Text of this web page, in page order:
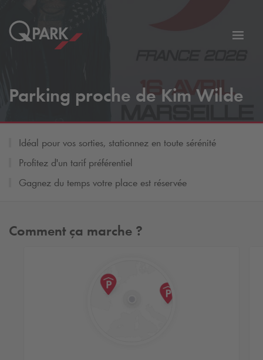
Parking proche de Kim Wilde
Idéal pour vos sorties, stationnez en toute sérénité
Profitez d'un tarif préférentiel
Gagnez du temps votre place est réservée
Comment ça marche ?